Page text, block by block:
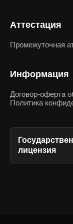
Аттестация
Промежуточная
Информация
Договор-оферта
Политика
лицензия